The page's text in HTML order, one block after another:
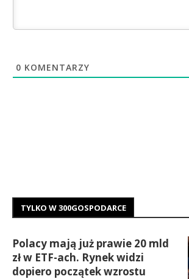
0 KOMENTARZY
TYLKO W 300GOSPODARCE
Polacy mają już prawie 20 mld
zł w ETF-ach. Rynek widzi
dopiero początek wzrostu